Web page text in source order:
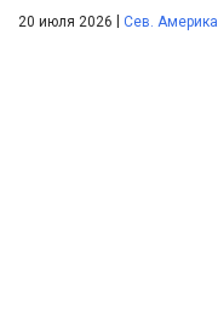
20 июля 2026 Сев. Америка